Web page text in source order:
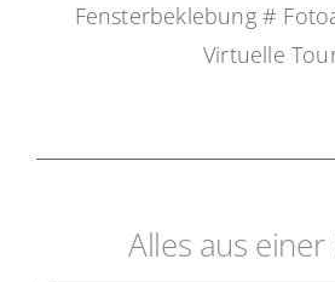
Fensterbeklebung #
Virtuelle
Alles aus einer